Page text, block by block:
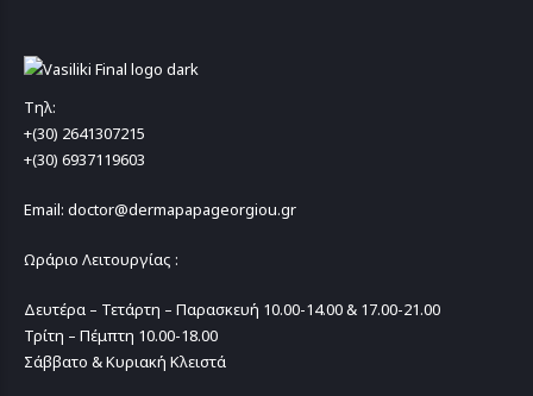
Τηλ:
+(30) 2641307215
+(30) 6937119603
Email: doctor@dermapapageorgiou.gr
Ωράριο Λειτουργίας :
Δευτέρα – Τετάρτη – Παρασκευή 10.00-14.00 & 17.00-21.00
Τρίτη – Πέμπτη 10.00-18.00
Σάββατο & Κυριακή Κλειστά